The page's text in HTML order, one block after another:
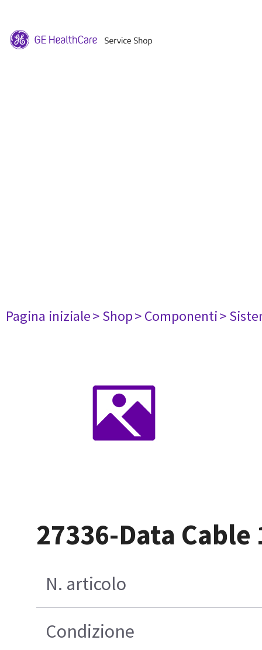
Pagina iniziale> Shop> Componenti>
27336-Data
N. articolo
Condizione